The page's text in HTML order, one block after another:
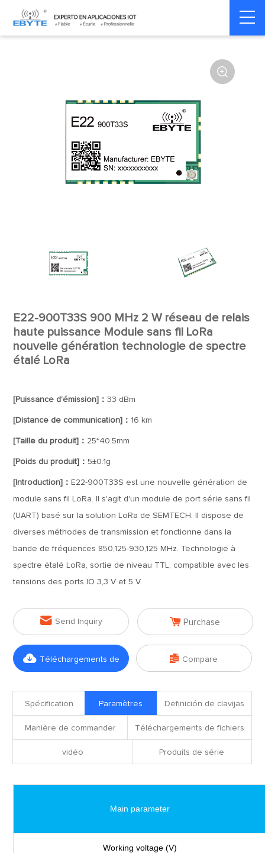
Home > Module > SPI/SOC/UART

E22-900T33S 900 MHz 2 W réseau de relais
haute puissance Module sans fil LoRa
nouvelle génération technologie de spectre
étalé LoRa
[Puissance d'émission]：33 dBm
[Distance de communication]： 16 km
[Taille du produit]： 25*40.5mm
[Poids du produit]：5±0.1g
[Introduction]： E22-900T33S est une nouvelle génération de
module sans fil LoRa. Il s'agit d'un module de port série sans fil
(UART) basé sur la solution LoRa de SEMTECH. Il dispose de
diverses méthodes de transmission et fonctionne dans la
bande de fréquences 850,125-930,125 MHz. Technologie à
spectre étalé LoRa, sortie de niveau TTL, compatible avec les
tensions des ports IO 3,3 V et 5 V.
 Send Inquiry  Purchase
 Téléchargements de  Compare
Spécification Paramètres Definición de clavijas
Manière de commander Téléchargements de fichiers
vidéo Produits de série
Main parameter
Working voltage (V)